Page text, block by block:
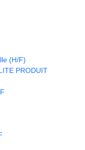
(H/F)
PRODUIT